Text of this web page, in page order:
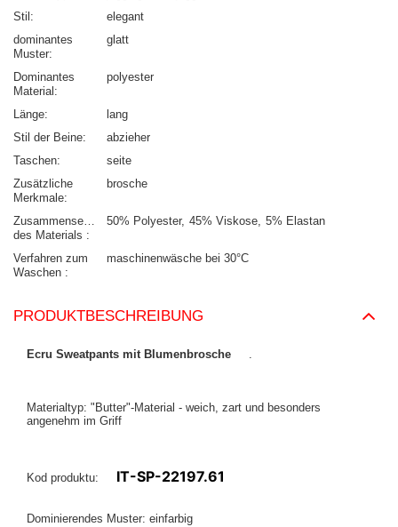
Stil
elegant
dominantes
Muster
glatt
Dominantes
Material
polyester
Länge
lang
Stil der Beine
abzieher
Taschen
seite
Zusätzliche
Merkmale
brosche
Zusammensetzung
des Materials
50% Polyester 45% Viskose 5% Elastan
Verfahren zum
Waschen
maschinenwäsche bei 30°C
PRODUKTBESCHREIBUNG
Ecru Sweatpants mit Blumenbrosche .
Materialtyp: "Butter"-Material - weich, zart und besonders
angenehm im Griff
Kod produktu: IT-SP-22197.61
Dominierendes Muster: einfarbig